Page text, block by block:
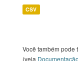
CSV
Você também pode
(veja